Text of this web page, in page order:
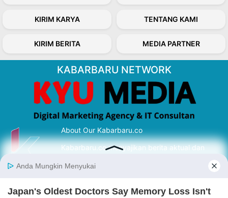
KIRIM KARYA TENTANG KAMI
KIRIM BERITA MEDIA PARTNER
KABARBARU NETWORK
About Our Kabarbaru.co
Kabarbaru.co menyajikan berita aktual dan
serta terverifikasi dari sumber yang tepat.
Follow Kabarbaru